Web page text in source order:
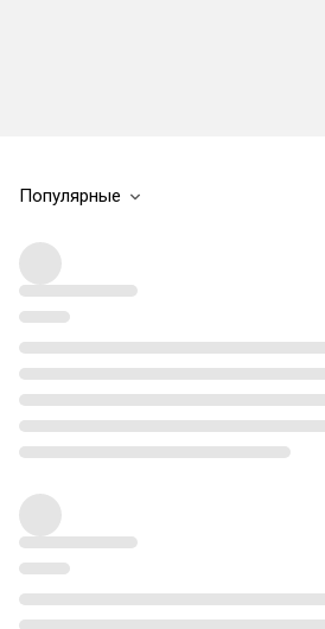
Популярные